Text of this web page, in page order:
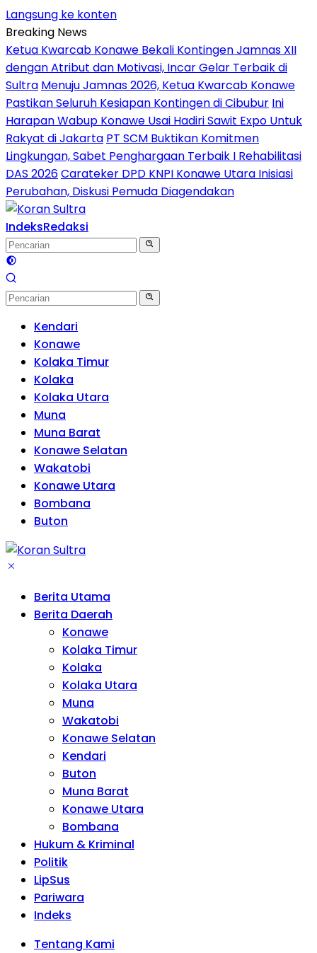
Langsung ke konten
Breaking News
Ketua Kwarcab Konawe Bekali Kontingen Jamnas XII
dengan Atribut dan Motivasi, Incar Gelar Terbaik di
Sultra Menuju Jamnas 2026, Ketua Kwarcab Konawe
Pastikan Seluruh Kesiapan Kontingen di Cibubur Ini
Harapan Wabup Konawe Usai Hadiri Sawit Expo Untuk
Rakyat di Jakarta PT SCM Buktikan Komitmen
Lingkungan, Sabet Penghargaan Terbaik I Rehabilitasi
DAS 2026Carateker DPD KNPI Konawe Utara Inisiasi
Perubahan, Diskusi Pemuda Diagendakan
IndeksRedaksi
Kendari
Konawe
Kolaka Timur
Kolaka
Kolaka Utara
Muna
Muna Barat
Konawe Selatan
Wakatobi
Konawe Utara
Bombana
Buton
Berita Utama
Berita Daerah
Konawe
Kolaka Timur
Kolaka
Kolaka Utara
Muna
Wakatobi
Konawe Selatan
Kendari
Buton
Muna Barat
Konawe Utara
Bombana
Hukum & Kriminal
Politik
LipSus
Pariwara
Indeks
Tentang Kami